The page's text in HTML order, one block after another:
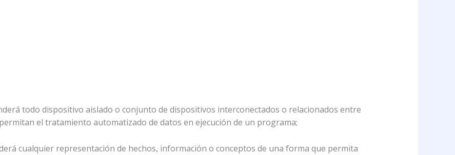
todo dispositivo aislado o conjunto de dispositivos interconectados o relacionados entre
el tratamiento automatizado de datos en ejecución de un programa;
cualquier representación de hechos, información o conceptos de una forma que permita